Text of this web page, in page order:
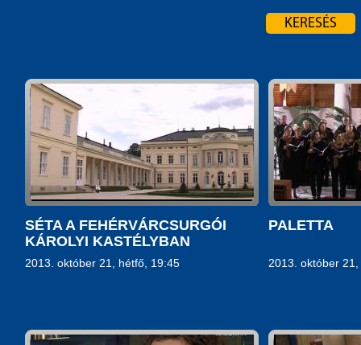
SÉTA A FEHÉRVÁRCSURGÓI
KÁROLYI KASTÉLYBAN
2013. október 21, hétfő, 19:45
PALETTA
2013. október